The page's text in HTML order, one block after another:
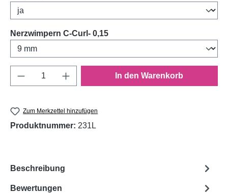
Nerzwimpern C-Curl- 0,15auswählen
Produkt Anzahl: Gib den gewünschten
In den Warenkorb
Zum Merkzettel hinzufügen
Produktnummer: 231L
Beschreibung
Bewertungen